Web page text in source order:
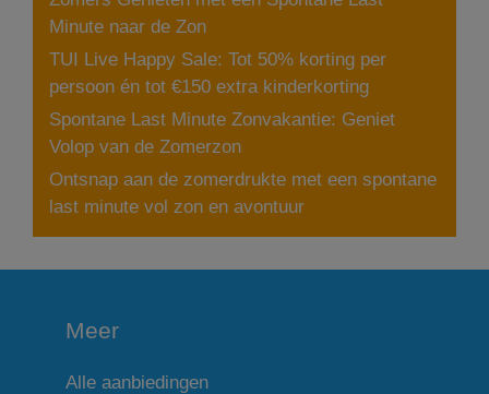
Minute naar de Zon
TUI Live Happy Sale: Tot 50% korting per
persoon én tot €150 extra kinderkorting
Spontane Last Minute Zonvakantie: Geniet
Volop van de Zomerzon
Ontsnap aan de zomerdrukte met een spontane
last minute vol zon en avontuur
Meer
Alle aanbiedingen